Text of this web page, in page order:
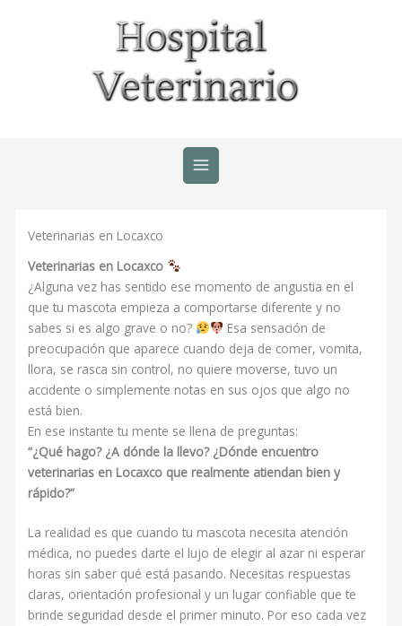
Veterinarias en Locaxco
Veterinarias en Locaxco
¿Alguna vez has sentido ese momento de angustia en el
que tu mascota empieza a comportarse diferente y no
sabes si es algo grave o no?
Esa sensación de
preocupación que aparece cuando deja de comer, vomita,
llora, se rasca sin control, no quiere moverse, tuvo un
accidente o simplemente notas en sus ojos que algo no
está bien.
En ese instante tu mente se llena de preguntas:
“¿Qué hago? ¿A dónde la llevo? ¿Dónde encuentro
veterinarias en Locaxco que realmente atiendan bien y
rápido?”
La realidad es que cuando tu mascota necesita atención
médica, no puedes darte el lujo de elegir al azar ni esperar
horas sin saber qué está pasando. Necesitas respuestas
claras, orientación profesional y un lugar confiable que te
brinde seguridad desde el primer minuto. Por eso cada vez